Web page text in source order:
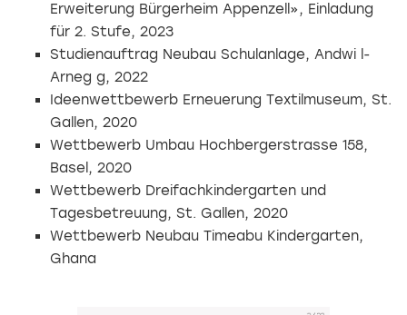
Erweiterung Bürgerheim Appenzell», Einladung
für 2. Stufe, 2023
Studienauftrag Neubau Schulanlage, Andwi l-
Arneg g, 2022
Ideenwettbewerb Erneuerung Textilmuseum, St.
Gallen, 2020
Wettbewerb Umbau Hochbergerstrasse 158,
Basel, 2020
Wettbewerb Dreifachkindergarten und
Tagesbetreuung, St. Gallen, 2020
Wettbewerb Neubau Timeabu Kindergarten,
Ghana